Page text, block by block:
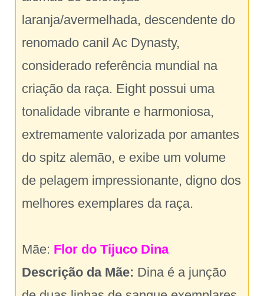
laranja/avermelhada, descendente do
renomado canil Ac Dynasty,
considerado referência mundial na
criação da raça. Eight possui uma
tonalidade vibrante e harmoniosa,
extremamente valorizada por amantes
do spitz alemão, e exibe um volume
de pelagem impressionante, digno dos
melhores exemplares da raça.
Mãe: Flor do Tijuco Dina
Descrição da Mãe: Dina é a junção